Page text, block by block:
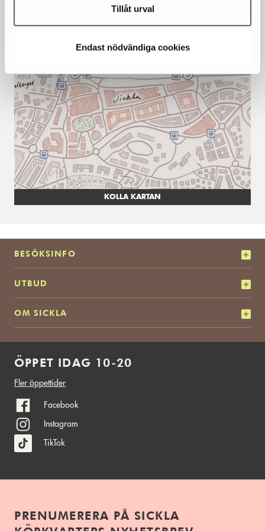
Tillåt urval
Endast nödvändiga cookies
www.tapetserargruppen.com
KOLLA KARTAN
BESÖKSINFO
UTBUD
OM SICKLA
ÖPPET IDAG 10-20
Fler öppettider
Facebook
Instagram
TikTok
PRENUMERERA PÅ SICKLA